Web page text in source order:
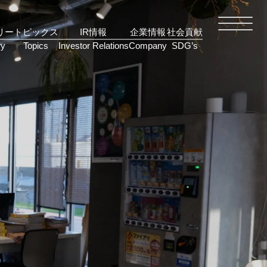
ートピックス IR情報 企業情報社会貢献